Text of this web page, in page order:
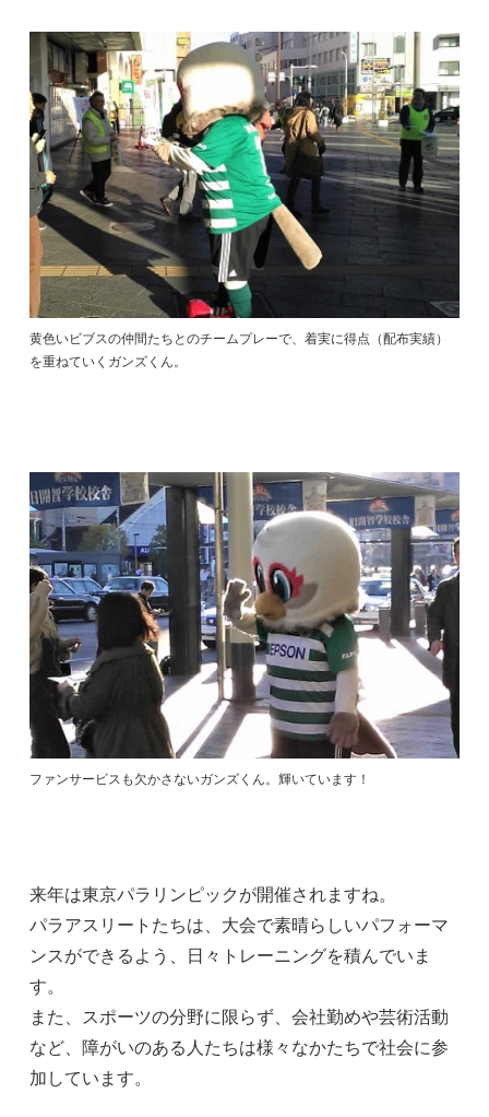
黄色いビブスの仲間たちとのチームプレーで、着実に得点（配布実績）
を重ねていくガンズくん。
ファンサービスも欠かさないガンズくん。輝いています！
来年は東京パラリンピックが開催されますね。
パラアスリートたちは、大会で素晴らしいパフォーマ
ンスができるよう、日々トレーニングを積んでいま
す。
また、スポーツの分野に限らず、会社勤めや芸術活動
など、障がいのある人たちは様々なかたちで社会に参
加しています。